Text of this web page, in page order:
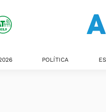
POLÍTICA